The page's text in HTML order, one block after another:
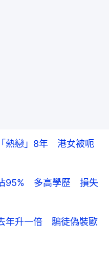
熱戀」8年 港女被呃
佔95% 多高學歷 損失
年升一倍 騙徒偽裝歐